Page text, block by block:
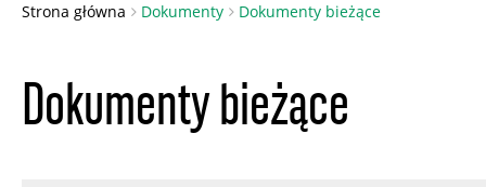
Strona główna Dokumenty Dokumenty bieżące
Dokumenty bieżące